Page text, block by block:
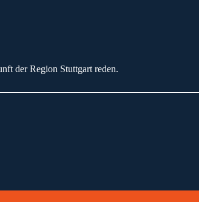
der Region Stuttgart reden.